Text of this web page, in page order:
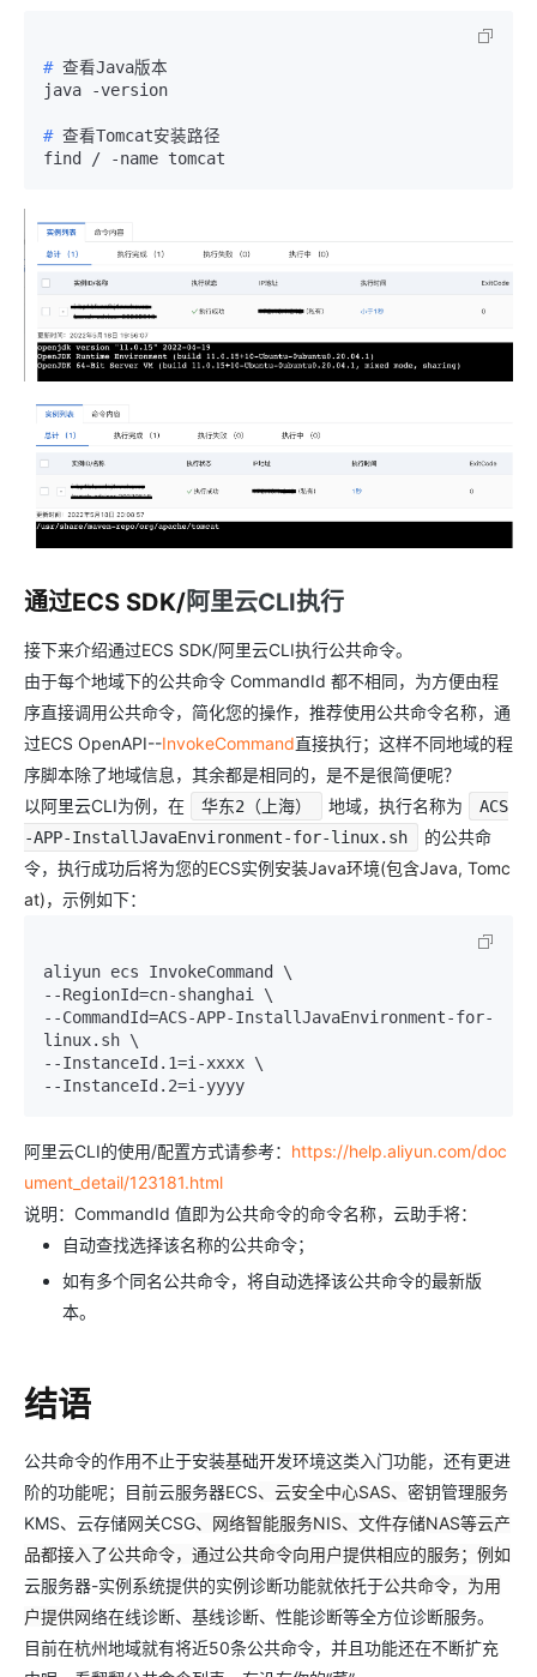
# 查看Java版本
# 查看Tomcat安装路径
find / -name tomcat
通过ECS SDK/阿里云CLI执行
接下来介绍通过ECS SDK/阿里云CLI执行公共命令。
由于每个地域下的公共命令 CommandId 都不相同，为方便由程
序直接调用公共命令，简化您的操作，推荐使用公共命令名称，通
过ECS OpenAPI--InvokeCommand直接执行；这样不同地域的程
序脚本除了地域信息，其余都是相同的，是不是很简便呢？
以阿里云CLI为例，在
华东2（上海） 地域，执行名称为
ACS
-APP-InstallJavaEnvironment-for-linux.sh
的公共命
令，执行成功后将为您的ECS实例安装Java环境(包含Java, Tomc
at)， 示例如下：
aliyun ecs InvokeCommand \
--RegionId=cn-shanghai \
--CommandId=ACS-APP-InstallJavaEnvironment-for-
linux.sh \
--InstanceId.1=i-xxxx \
--InstanceId.2=i-yyyy
阿里云CLI的使用/配置方式请参考： https://help.aliyun.com/doc
ument_detail/123181.html
说明：CommandId 值即为公共命令的命令名称，云助手将：
自动查找选择该名称的公共命令；
如有多个同名公共命令，将自动选择该公共命令的最新版
本。
结语
公共命令的作用不止于安装基础开发环境这类入门功能，还有更进
阶的功能呢；目前云服务器ECS、云安全中心SAS、 密钥管理服务
KMS、云存储网关CSG、网络智能服务NIS、文件存储NAS等云产
品都接入了公共命令，通过公共命令向用户提供相应的服务；例如
云服务器-实例系统提供的实例诊断功能就依托于公共命令，为用
户提供网络在线诊断、基线诊断、性能诊断等全方位诊断服务。
目前在杭州地域就有将近50条公共命令，并且功能还在不断扩充